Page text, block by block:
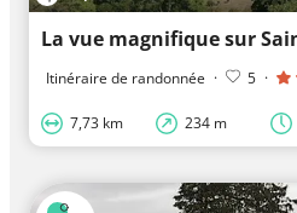
La vue magnifique sur
Itinéraire de randonnée · 5 ·
7,73 km 234 m